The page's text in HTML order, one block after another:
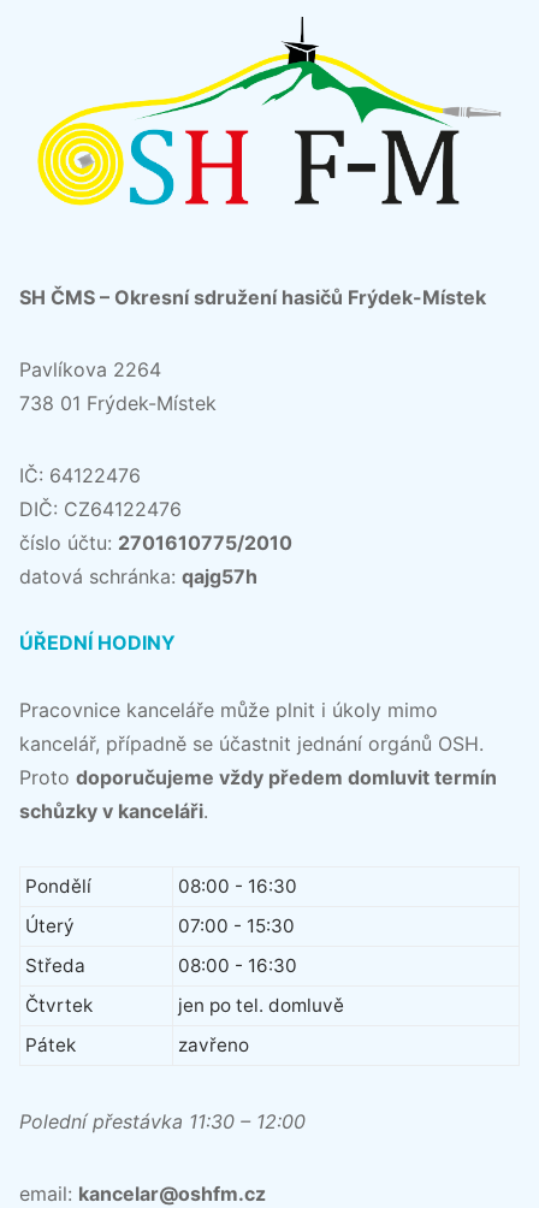
SH ČMS – Okresní sdružení hasičů Frýdek-Místek
Pavlíkova 2264
738 01 Frýdek-Místek
IČ: 64122476
DIČ: CZ64122476
číslo účtu: 2701610775/2010
datová schránka: qajg57h
ÚŘEDNÍ HODINY
Pracovnice kanceláře může plnit i úkoly mimo
kancelář, případně se účastnit jednání orgánů OSH.
Proto doporučujeme vždy předem domluvit termín
schůzky v kanceláři.
Pondělí
08:00 - 16:30
Úterý
07:00 - 15:30
Středa
08:00 - 16:30
Čtvrtek
jen po tel. domluvě
Pátek
zavřeno
Polední přestávka 11:30 – 12:00
email: kancelar@oshfm.cz